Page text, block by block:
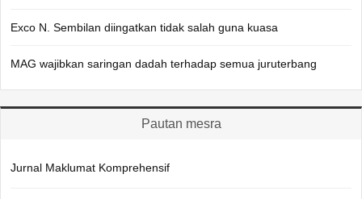
Exco N. Sembilan diingatkan tidak salah guna kuasa
MAG wajibkan saringan dadah terhadap semua juruterbang
Pautan mesra
Jurnal Maklumat Komprehensif